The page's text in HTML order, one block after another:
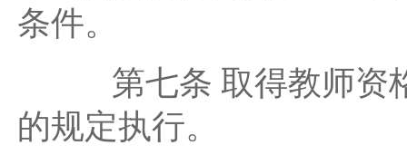
条件。
第七条 取得教师资格
的规定执行。